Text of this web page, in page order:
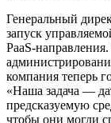
Генеральный
запуск
PaaS-
компания теперь
«Наша задача —
предсказуемую
чтобы они могли